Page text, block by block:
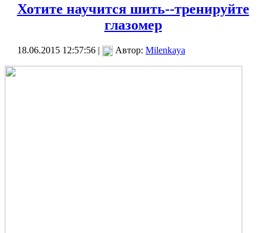
Хотите научится шить--тренируйте
глазомер
18.06.2015 12:57:56 | Автор: Milenkaya